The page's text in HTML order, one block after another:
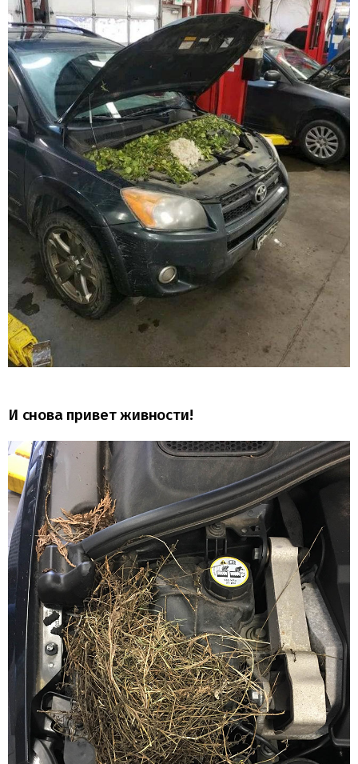
И снова привет живности!